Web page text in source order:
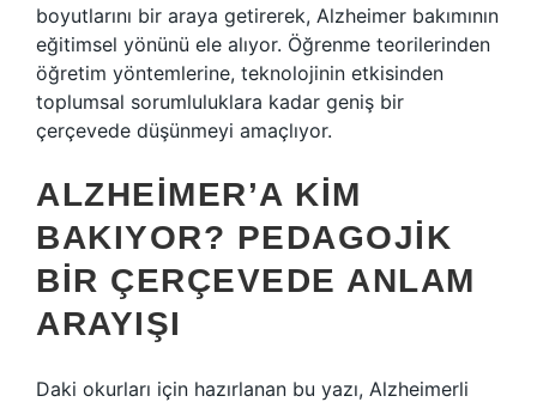
boyutlarını bir araya getirerek, Alzheimer bakımının
eğitimsel yönünü ele alıyor. Öğrenme teorilerinden
öğretim yöntemlerine, teknolojinin etkisinden
toplumsal sorumluluklara kadar geniş bir
çerçevede düşünmeyi amaçlıyor.
ALZHEIMER’A KIM
BAKIYOR? PEDAGOJIK
BIR ÇERÇEVEDE ANLAM
ARAYIŞI
Daki okurları için hazırlanan bu yazı, Alzheimerli